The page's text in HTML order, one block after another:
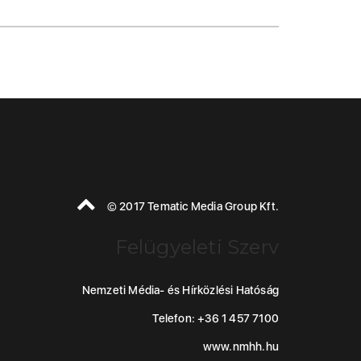
© 2017 Tematic Media Group Kft.
Felügyeleti Szerv
Nemzeti Média- és Hírközlési Hatóság
Telefon: +36 1 457 7100
www.nmhh.hu